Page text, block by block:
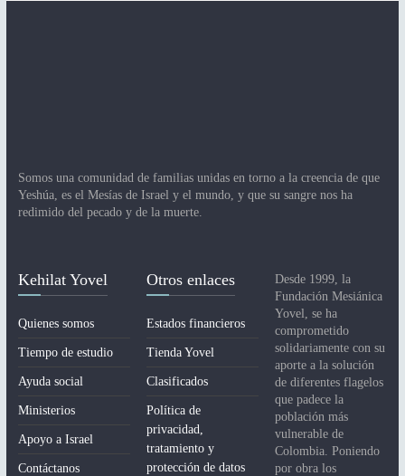
Somos una comunidad de familias unidas en torno a la creencia de que
Yeshúa, es el Mesías de Israel y el mundo, y que su sangre nos ha
redimido del pecado y de la muerte.
Kehilat Yovel
Quienes somos
Tiempo de estudio
Ayuda social
Ministerios
Apoyo a Israel
Contáctanos
Otros enlaces
Estados financieros
Tienda Yovel
Clasificados
Política de
privacidad,
tratamiento y
protección de datos
Desde 1999, la
Fundación Mesiánica
Yovel, se ha
comprometido
solidariamente con su
aporte a la solución
de diferentes flagelos
que padece la
población más
vulnerable de
Colombia. Poniendo
por obra los